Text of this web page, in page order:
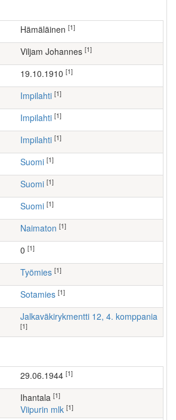
Hämäläinen [1]
Viljam Johannes [1]
19.10.1910 [1]
Impilahti [1]
Impilahti [1]
Impilahti [1]
Suomi [1]
Suomi [1]
Suomi [1]
Naimaton [1]
[1]
työmies [1]
Sotamies [1]
Jalkaväkirykmentti 12, 4. komppania
[1]
29.06.1944 [1]
Ihantala [1]
Viipurin mlk [1]